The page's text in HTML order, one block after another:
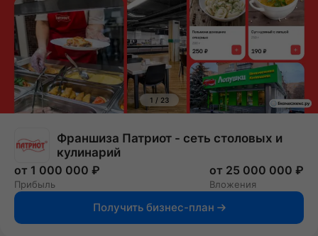
1 / 23
Франшиза Патриот - сеть столовых и
кулинарий
от 1 000 000 ₽
Прибыль
от 25 000 000 ₽
Вложения
Получить бизнес-план